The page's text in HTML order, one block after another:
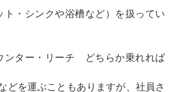
ト・シンクや浴槽など）を扱ってい
ンター・リーチ どちらか乗れれば
どを運ぶこともありますが、社員さ